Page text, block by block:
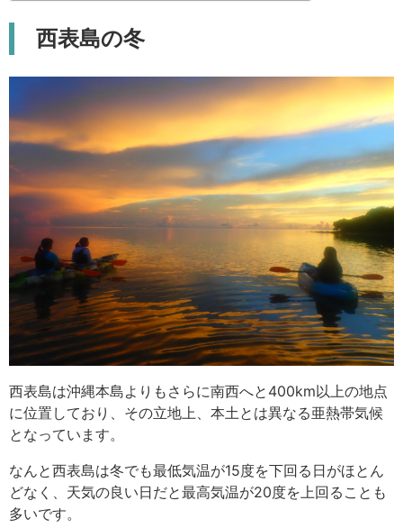
西表島の冬
西表島は沖縄本島よりもさらに南西へと400km以上の地点
に位置しており、その立地上、本土とは異なる亜熱帯気候
となっています。
なんと西表島は冬でも最低気温が15度を下回る日がほとん
どなく、天気の良い日だと最高気温が20度を上回ることも
多いです。